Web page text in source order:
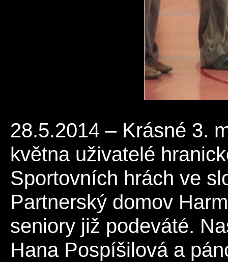
28.5.2014 – Krásné 3.
května uživatelé
Sportovních hrách ve
Partnerský domov
seniory již podeváté.
Hana Pospíšilová a